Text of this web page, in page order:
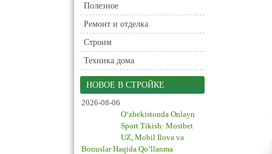
Полезное
Ремонт и отделка
Строим
Техника дома
НОВОЕ В СТРОЙКЕ
2026-08-06
O‘zbekistonda Onlayn
Sport Tikish: Mostbet
UZ, Mobil Ilova va
Bonuslar Haqida Qo‘llanma